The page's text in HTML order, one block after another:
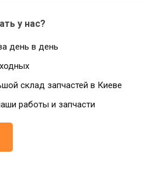
у нас?
день в день
склад запчастей в Киеве
работы и запчасти